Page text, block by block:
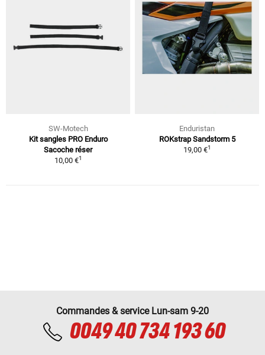
SW-Motech
Kit sangles PRO Enduro
Sacoche réser
10,00 €1
Enduristan
ROKstrap Sandstorm 5
19,00 €1
Commandes & service Lun-sam 9-20
0049 40 734 193 60